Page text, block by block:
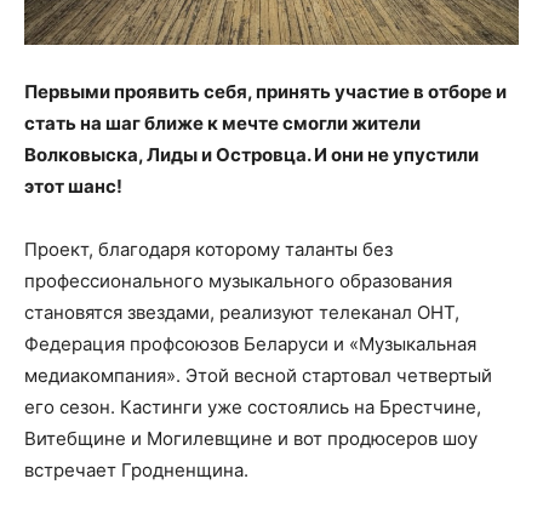
Первыми проявить себя, принять участие в отборе и
стать на шаг ближе к мечте смогли жители
Волковыска, Лиды и Островца. И они не упустили
этот шанс!
Проект, благодаря которому таланты без
профессионального музыкального образования
становятся звездами, реализуют телеканал ОНТ,
Федерация профсоюзов Беларуси и «Музыкальная
медиакомпания». Этой весной стартовал четвертый
его сезон. Кастинги уже состоялись на Брестчине,
Витебщине и Могилевщине и вот продюсеров шоу
встречает Гродненщина.